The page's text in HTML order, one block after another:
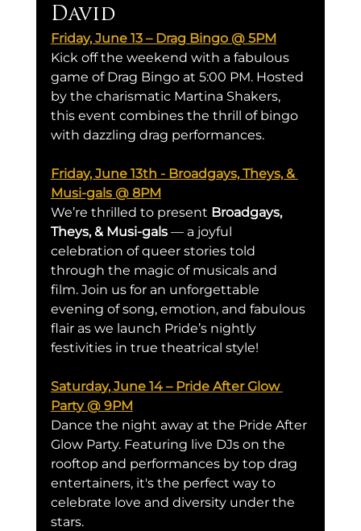
David
Friday, June 13 – Drag Bingo @ 5PM
Kick off the weekend with a fabulous
game of Drag Bingo at 5:00 PM. Hosted
by the charismatic Martina Shakers,
this event combines the thrill of bingo
with dazzling drag performances.
Friday, June 13th - Broadgays, Theys, &
Musi-gals @ 8PM
We’re thrilled to present Broadgays,
Theys, & Musi-gals — a joyful
celebration of queer stories told
through the magic of musicals and
film. Join us for an unforgettable
evening of song, emotion, and fabulous
flair as we launch Pride’s nightly
festivities in true theatrical style!
Saturday, June 14 – Pride After Glow
Party @ 9PM
Dance the night away at the Pride After
Glow Party. Featuring live DJs on the
rooftop and performances by top drag
entertainers, it's the perfect way to
celebrate love and diversity under the
stars.